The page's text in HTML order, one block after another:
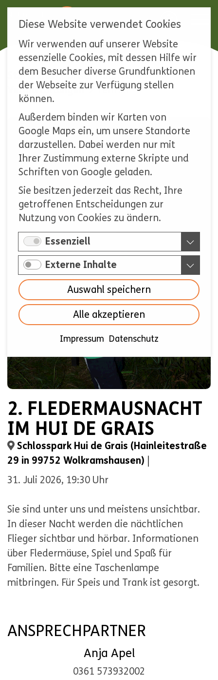
Diese Website verwendet Cookies
Wir verwenden auf unserer Website
essenzielle Cookies, mit dessen Hilfe wir
dem Besucher diverse Grundfunktionen
der Webseite zur Verfügung stellen
können.
Außerdem binden wir Karten von
Google Maps ein, um unsere Standorte
darzustellen. Dabei werden nur mit
Ihrer Zustimmung externe Skripte und
Schriften von Google geladen.
Sie besitzen jederzeit das Recht, Ihre
getroffenen Entscheidungen zur
Nutzung von Cookies zu ändern.
Essenziell
Externe Inhalte
Auswahl speichern
Alle akzeptieren
Impressum Datenschutz
Navigation
überspringen
Startseite
Unser Naturpark
Veranstaltungen
Termin
2. FLEDERMAUSNACHT
IM HUI DE GRAIS
Schlosspark Hui de Grais (Hainleitestraße
29 in 99752 Wolkramshausen)
31. Juli 2026, 19:30 Uhr
Sie sind unter uns und meistens unsichtbar.
In dieser Nacht werden die nächtlichen
Flieger sichtbar und hörbar. Informationen
über Fledermäuse, Spiel und Spaß für
Familien. Bitte eine Taschenlampe
mitbringen. Für Speis und Trank ist gesorgt.
ANSPRECHPARTNER
Anja Apel
0361 573932002